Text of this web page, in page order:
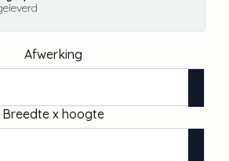
Afwerking
Breedte x hoogte